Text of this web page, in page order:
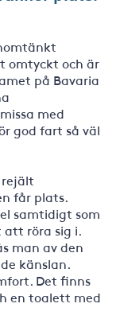
omtyckt och är
på Bavaria
med
god fart så väl
får plats.
samtidigt som
röra sig i.
man av den
känslan.
Det finns
en toalett med